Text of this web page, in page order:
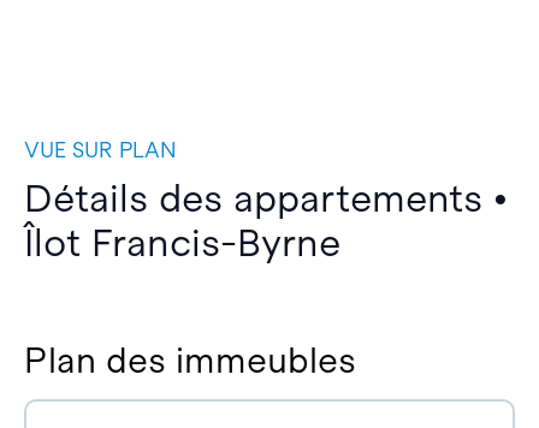
VUE SUR PLAN
Détails des appartements •
Îlot Francis-Byrne
Plan des immeubles